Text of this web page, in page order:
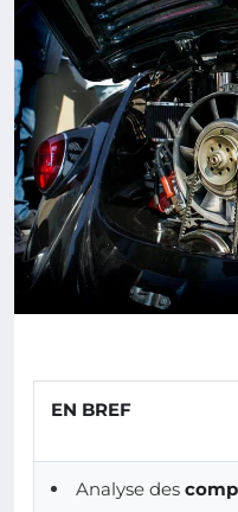
EN BREF
Analyse des